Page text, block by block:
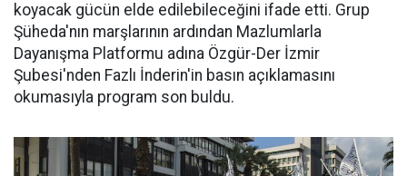
koyacak gücün elde edilebileceğini ifade etti. Grup
Şüheda'nın marşlarının ardından Mazlumlarla
Dayanışma Platformu adına Özgür-Der İzmir
Şubesi'nden Fazlı İnderin'in basın açıklamasını
okumasıyla program son buldu.